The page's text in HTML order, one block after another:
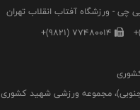
چی - ورزشگاه آفتاب انقلاب تهران
+(9821) 77480014
جنوبی)، مجموعه ورزشی شهید کشوری